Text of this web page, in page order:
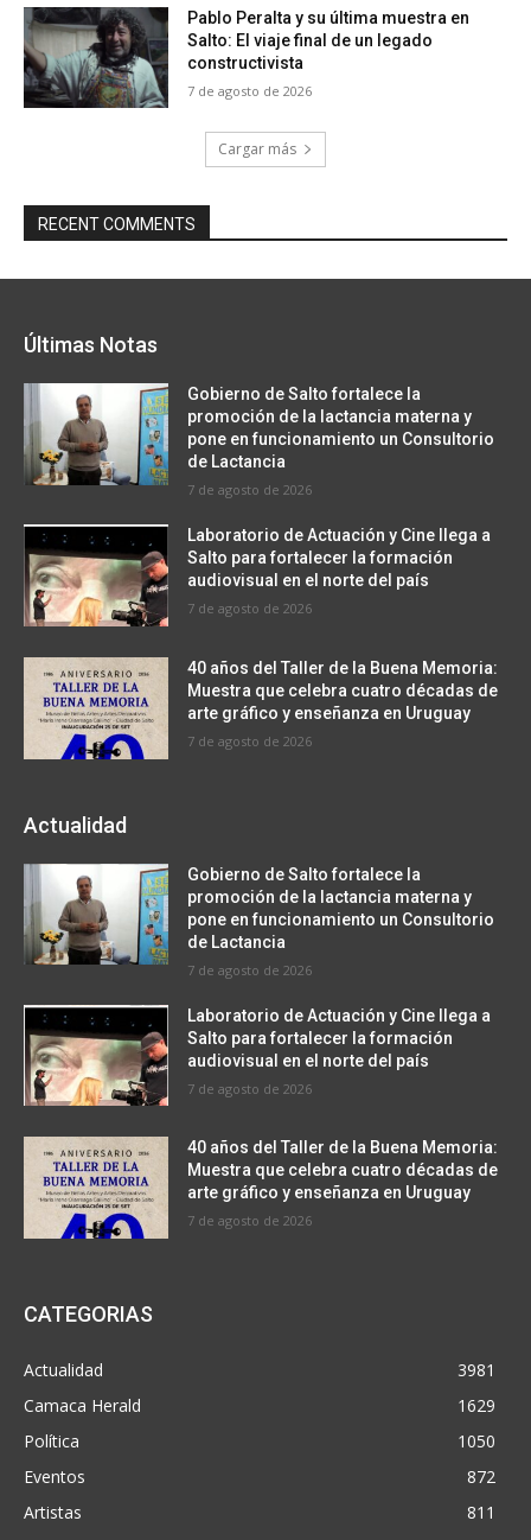
Pablo Peralta y su última muestra en
Salto: El viaje final de un legado
constructivista
7 de agosto de 2026
Cargar más
RECENT COMMENTS
Últimas Notas
Gobierno de Salto fortalece la
promoción de la lactancia materna y
pone en funcionamiento un Consultorio
de Lactancia
7 de agosto de 2026
Laboratorio de Actuación y Cine llega a
Salto para fortalecer la formación
audiovisual en el norte del país
7 de agosto de 2026
40 años del Taller de la Buena Memoria:
Muestra que celebra cuatro décadas de
arte gráfico y enseñanza en Uruguay
7 de agosto de 2026
Actualidad
Gobierno de Salto fortalece la
promoción de la lactancia materna y
pone en funcionamiento un Consultorio
de Lactancia
7 de agosto de 2026
Laboratorio de Actuación y Cine llega a
Salto para fortalecer la formación
audiovisual en el norte del país
7 de agosto de 2026
40 años del Taller de la Buena Memoria:
Muestra que celebra cuatro décadas de
arte gráfico y enseñanza en Uruguay
7 de agosto de 2026
CATEGORIAS
Actualidad
3981
Camaca Herald
1629
Política
1050
Eventos
872
Artistas
811